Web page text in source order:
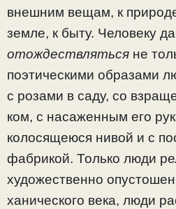
внешним вещам, к
земле, к быту. Человеку
отождествляться не
поэтическими образами
с розами в саду, со
ком, с насаженным его
колосящеюся нивой и с
фабрикой. Только люди
художественно
ханического века, люди